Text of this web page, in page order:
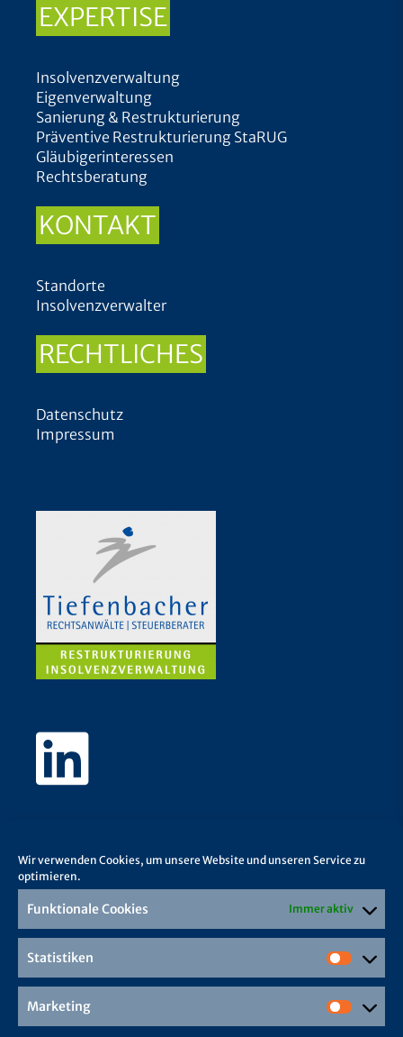
Wir verwenden Cookies, um unsere Website und unseren Service zu
optimieren.
Funktionale Cookies Immer aktiv
Statistiken
Marketing
EXPERTISE
Insolvenzverwaltung
Eigenverwaltung
Sanierung & Restrukturierung
Präventive Restrukturierung StaRUG
Gläubigerinteressen
Rechtsberatung
KONTAKT
Standorte
Insolvenzverwalter
RECHTLICHES
Datenschutz
Impressum